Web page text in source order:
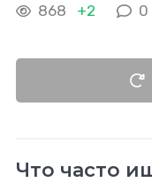
превращает
типичные
868 +2 0
Что часто